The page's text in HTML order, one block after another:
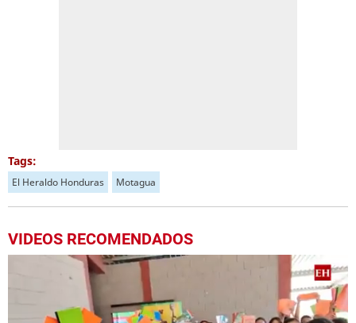
Tags:
El Heraldo Honduras Motagua
VIDEOS RECOMENDADOS